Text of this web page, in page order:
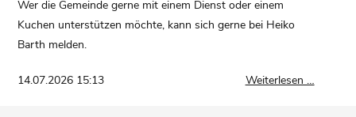
Wer die Gemeinde gerne mit einem Dienst oder einem
Kuchen unterstützen möchte, kann sich gerne bei Heiko
Barth melden.
14.07.2026 15:13 Weiterlesen …